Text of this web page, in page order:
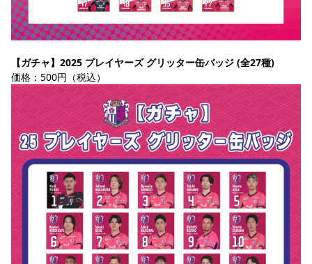
【ガチャ】2025 プレイヤーズ グリッター缶バッジ (全27種)
価格：500円（税込）